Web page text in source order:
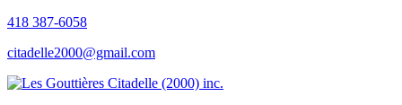
418 387-6058
citadelle2000@gmail.com